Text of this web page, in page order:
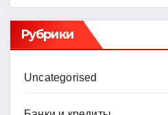
Рубрики
Uncategorised